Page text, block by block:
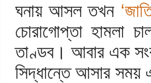
ঘনায় আসল তখন
চোরাগোপ্তা হামলা
তাণ্ডব। আবার এক
সিদ্ধান্তে আসার সময়